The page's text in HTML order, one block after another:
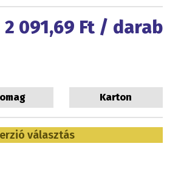
2 091,69 Ft / darab
Karton
választás